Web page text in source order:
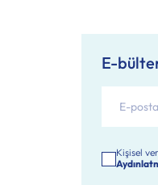
E-
Kişisel